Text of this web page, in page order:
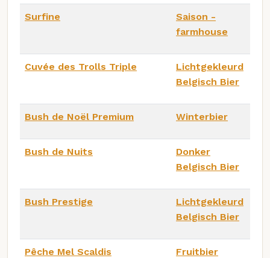
Surfine
Saison -
farmhouse
Cuvée des Trolls Triple
Lichtgekleurd
Belgisch Bier
Bush de Noël Premium Winterbier
Bush de Nuits
Donker
Belgisch Bier
Bush Prestige
Lichtgekleurd
Belgisch Bier
Pêche Mel Scaldis Fruitbier